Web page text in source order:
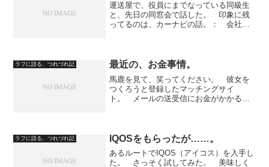
運送屋で、役員にまでなっている同級生
と、先日の同窓会で話した。 印象に残
ってるのは、カーナビの話。： 会社
口の契約で嬉しいです。普段は...
ラフに語る、つれづれ記 最近の、お金事情。
馬鹿を見て、笑ってください。 彼女を
つくろうと登録したマッチングサイ
ト。 メールの送受信にお金がかかるの
質なサイトで、ほとんどサクラを...
ラフに語る、つれづれ記 IQOSをもらったが……。
あるルートでIQOS（アイコス）を入手し
た。 さっそく試してみた。 美味しく